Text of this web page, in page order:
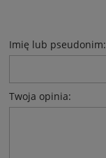
Imię lub pseudonim:
Twoja opinia: